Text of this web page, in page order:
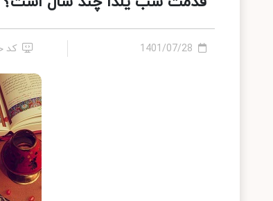
1401/07/28 کد خبر